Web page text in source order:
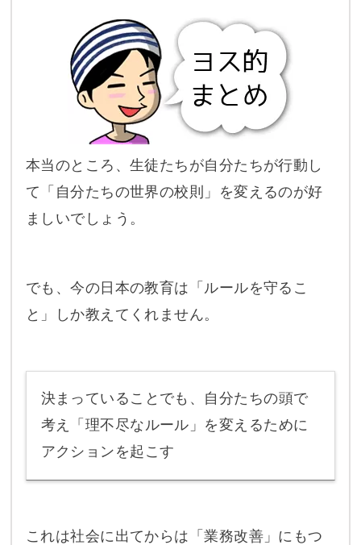
本当のところ、生徒たちが自分たちが行動し
て「自分たちの世界の校則」を変えるのが好
ましいでしょう。
でも、今の日本の教育は「ルールを守るこ
と」しか教えてくれません。
決まっていることでも、自分たちの頭で
考え「理不尽なルール」を変えるために
アクションを起こす
これは社会に出てからは「業務改善」にもつ